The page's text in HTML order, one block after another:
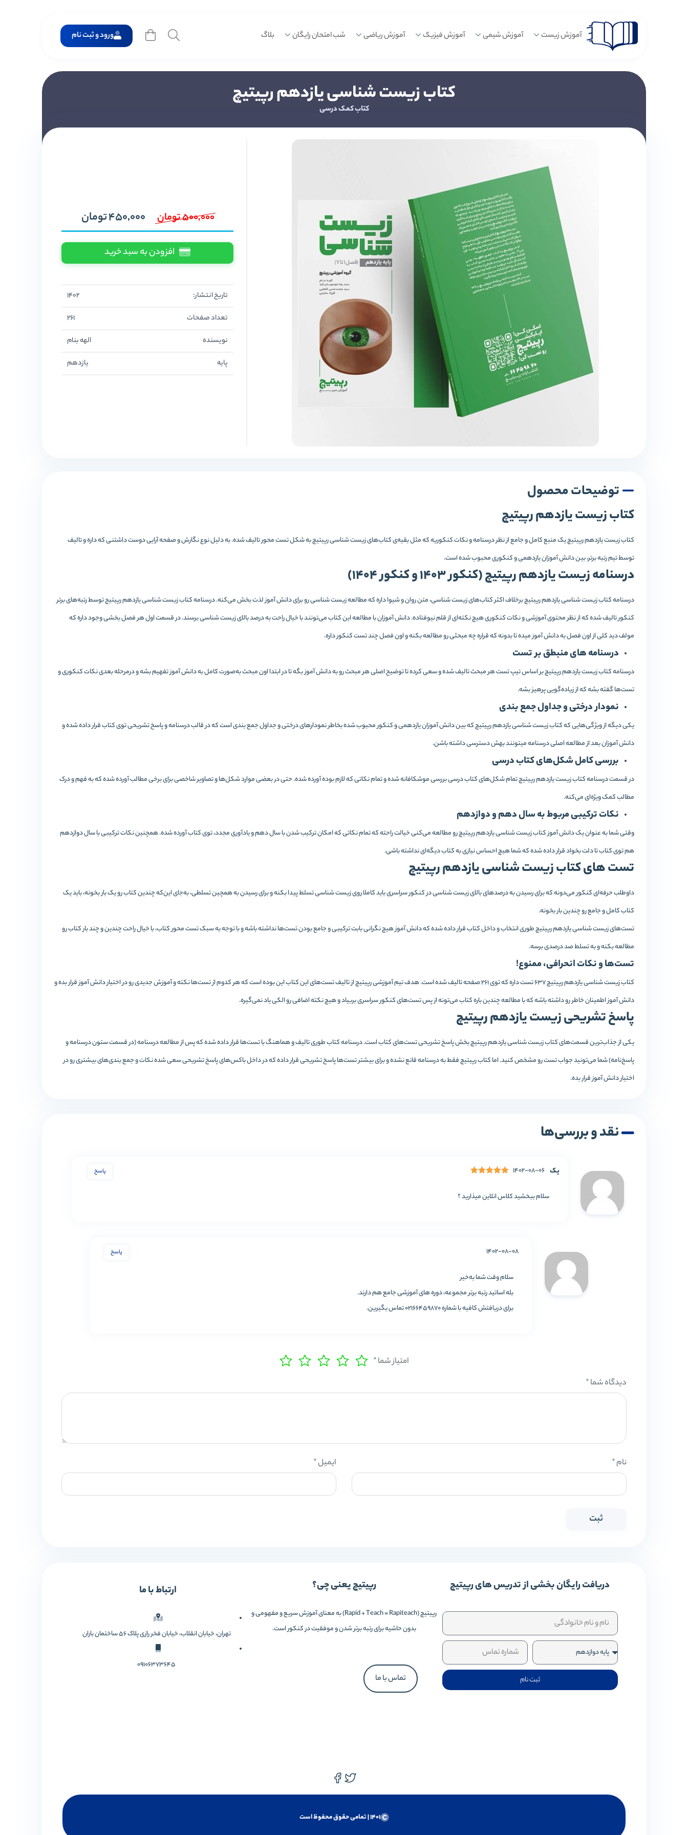
آموزش زیست آموزش شیمی آموزش فیزیک آموزش ریاضی شب امتحان رایگان بلاگ ورود و ثبت نام
کتاب زیست شناسی یازدهم رپیتیچ
کتاب کمک درسی
500,000تومان 450,000تومان
افزودن به سبد خرید
تاریخ انتشار:
1402
تعداد صفحات
261
نویسنده
الهه بنام
پایه
یازدهم
توضیحات محصول
کتاب زیست یازدهم رپیتیچ
کتاب زیست یازدهم رپیتیچ یک منبع کامل و جامع از نظر درسنامه و نکات کنکوریه که مثل بقیه‌ی کتاب‌های زیست شناسی رپیتیچ به شکل تست محور تالیف شده. به دلیل نوع نگارش و صفحه آرایی دوست داشتنی که داره و تالیف
توسط تیم رتبه برتر، بین دانش آموزان یازدهمی و کنکوری محبوب شده است.
درسنامه زیست یازدهم رپیتیچ (کنکور 1403 و کنکور 1404)
درسنامه کتاب زیست شناسی یازدهم رپیتیچ برخلاف اکثر کتاب‌های زیست شناسی، متن روان و شیوا داره که مطالعه زیست شناسی رو برای دانش آموز لذت بخش می‌کنه. درسنامه کتاب زیست شناسی یازدهم رپیتیج توسط رتبه‌های برتر
کنکور تالیف شده که از نظر محتوی آموزشی و نکات کنکوری هیچ نکته‌ای از قلم نیوفتاده. دانش آموزان با مطالعه این کتاب می‌تونند با خیال راحت به درصد بالای زیست شناسی برسند. در قسمت اول هر فصل بخشی وجود داره که
مولف دید کلی از اون فصل به دانش آموز میده تا بدونه که قراره چه مبحثی رو مطالعه بکنه و اون فصل چند تست کنکور داره.
درسنامه های منبطق بر تست
درسنامه کتاب زیست یازدهم رپیتیچ بر اساس تیپ تست هر مبحث تالیف شده و سعی کرده تا توضیح اصلی هر مبحث رو به دانش آموز بگه تا در ابتدا اون مبحث به‌صورت کامل به دانش آموز تفهیم بشه و درمرحله بعدی نکات کنکوری و
تست‌ها گفته بشه که از زیاده‌گویی پرهیز بشه.
نمودار درختی و جداول جمع بندی
یکی دیگه از ویژگی‌هایی که کتاب زیست شناسی یازدهم رپیتیچ که بین دانش آموزان یازدهمی و کنکور محبوب شده بخاطر نمودارهای درختی و جداول جمع بندی است که در قالب درسنامه و پاسخ تشریحی توی کتاب قرار داده شده و
دانش آموزان بعد از مطالعه اصلی درسنامه میتونند بهش دسترسی داشته باشن.
بررسی کامل شکل‌های کتاب درسی
در قسمت درسنامه کتاب زیست یازدهم رپیتیچ تمام شکل‌های کتاب درسی بررسی موشکافانه شده و تمام نکاتی که لازم بوده آورده شده. حتی در بعضی موارد شکل‌ها و تصاویر شاخصی برای برخی مطالب آورده شده که به فهم و درک
مطالب کمک ویژه‌ای می‌کنه.
نکات ترکیبی مربوط به سال دهم و دوازدهم
وقتی شما به عنوان یک دانش آموز کتاب زیست شناسی یازدهم رپیتیچ رو مطالعه می‌کنی خیالت راحته که تمام نکاتی که امکان ترکیب شدن با سال دهم و یادآوری مجدد، توی کتاب آورده شده. همچنین نکات ترکیبی با سال دوازدهم
هم توی کتاب تا دلت بخواد قرار داده شده که شما هیچ احساس نیازی به کتاب دیگه‌ای نداشته باشی.
تست های کتاب زیست شناسی یازدهم رپیتیچ
داوطلب حرفه‌ای کنکور می‌دونه که برای رسیدن به درصد‌های بالای زیست شناسی در کنکور سراسری باید کاملا روی زیست شناسی تسلط پیدا بکنه و برای رسیدن به همچین تسلطی، به‌جای این‌که چندین کتاب رو یک بار بخونه، باید یک
کتاب کامل و جامع رو چندین بار بخونه.
تست‌های زیست شناسی یازدهم رپیتیچ طوری انتخاب و داخل کتاب قرار داده شده که دانش آموز هیچ نگرانی بابت ترکیبی و جامع بودن تست‌ها نداشته باشه و با توجه به سبک تست محور کتاب، با خیال راحت چندین و چند بار کتاب رو
مطالعه بکنه و به تسلط صد درصدی برسه.
تست‌ها و نکات انحرافی، ممنوع!
کتاب‌ زیست شناسی یازدهم رپیتیچ 637 تست داره که توی 261 صفحه تالیف شده است. هدف تیم آموزشی رپیتیچ از تالیف تست‌های این کتاب این بوده است که هر کدوم از تست‌ها نکته‌ و آموزش جدیدی رو در اختیار دانش آموز قرار بده و
دانش آموز اطمینان خاطر رو داشته باشه که با مطالعه چندین باره کتاب می‌تونه از پس تست‌های کنکور سراسری بربیاد و هیچ نکته اضافی رو الکی یاد نمی‌گیره.
پاسخ تشریحی زیست یازدهم رپیتیچ
یکی از جذاب‌ترین قسمت‌های کتاب زیست شناسی یازدهم رپیتیچ بخش پاسخ تشریحی تست‌های کتاب است. درسنامه کتاب طوری تالیف و هماهنگ با تست‌ها قرار داده شده که پس از مطالعه درسنامه (در قسمت ستون درسنامه و
پاسخ‌نامه) شما می‌تونید جواب تست رو مشخص کنید. اما کتاب رپیتیچ فقط به درسنامه قانع نشده و برای بیشتر تست‌ها پاسخ تشریحی قرار داده که در داخل باکس‌های پاسخ تشریحی سعی شده نکات و جمع بندی‌های بیشتری رو در
اختیار دانش آموز قرار بده.
نقد و بررسی‌ها
یک 1402-08-06 پاسخ
سلام ببخشید کلاس انلاین میذارید ؟
1402-08-08 پاسخ
سلام وقت شما به‌خیر
بله اساتید رتبه برتر مجموعه، دوره های آموزشی جامع هم دارند.
برای دریافتش کافیه با شماره 02166459870 تماس بگیرین.
امتیاز شما*
دیدگاه شما*
نام* ایمیل*
دریافت رایگان بخشی از تدریس های رپیتیچ
ثبت نام
رپیتیچ یعنی چی؟
رپیتیچ (Rapid + Teach = Rapiteach) به معنای آموزش سریع و مفهومی و
بدون حاشیه برای رتبه برتر شدن و موفقیت در کنکور است.
تماس با ما
ارتباط با ما
تهران، خیابان انقلاب، خیابان فخر رازی پلاک 56 ساختمان باران
1401 | تمامی حقوق محفوظ است